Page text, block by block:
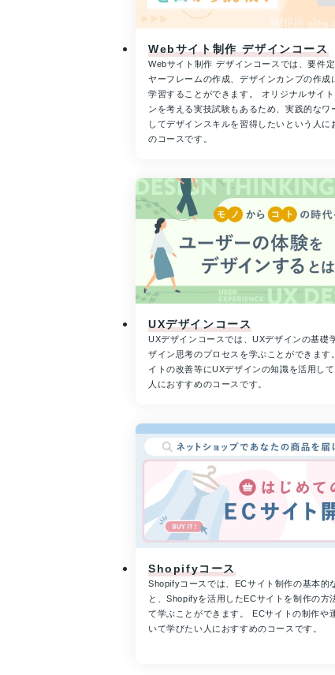
Webサイト制作 デザインコース
Webサイト制作 デザインコースでは、要件
ヤーフレームの作成、デザインカンプの作成
学習することができます。 オリジナルサイト
ンを考える実技試験もあるため、実践的なワ
してデザインスキルを習得したいという人に
のコースです。
UXデザインコース
UXデザインコースでは、UXデザインの基礎
ザイン思考のプロセスを学ぶことができます
イトの改善等にUXデザインの知識を活用し
人におすすめのコースです。
Shopifyコース
Shopifyコースでは、ECサイト制作の基本的
と、Shopifyを活用したECサイトを制作の方
て学ぶことができます。 ECサイトの制作や
いて学びたい人におすすめのコースです。